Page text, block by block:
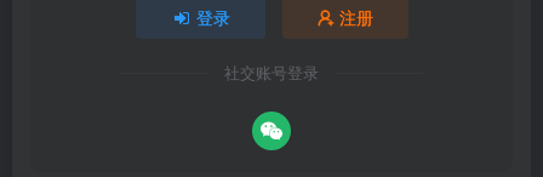
登录 注册
社交账号登录